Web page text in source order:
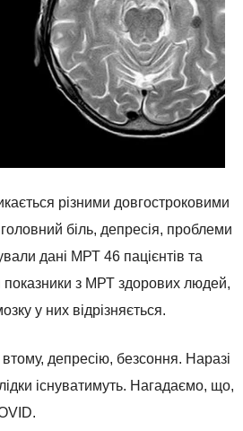
різними довгостроковими
біль, депресія, проблеми
дані МРТ 46 пацієнтів та
показники з МРТ здорових людей,
у них відрізняється.
депресію, безсоння. Наразі
існуватимуть. Нагадаємо, що,